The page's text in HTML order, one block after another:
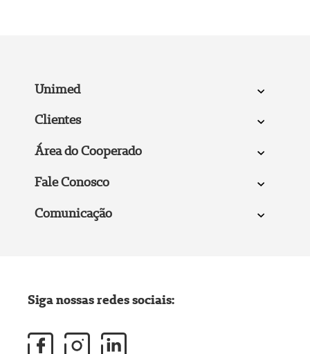
Unimed
Clientes
Área do Cooperado
Fale Conosco
Comunicação
Siga nossas redes sociais: